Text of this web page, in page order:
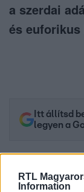
RTL
Information
a szerdai
és
Itt állítsd
legyen a